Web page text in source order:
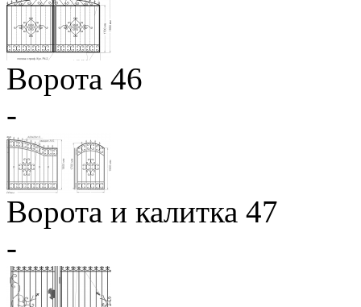
Ворота 46
-
Ворота и калитка 47
-